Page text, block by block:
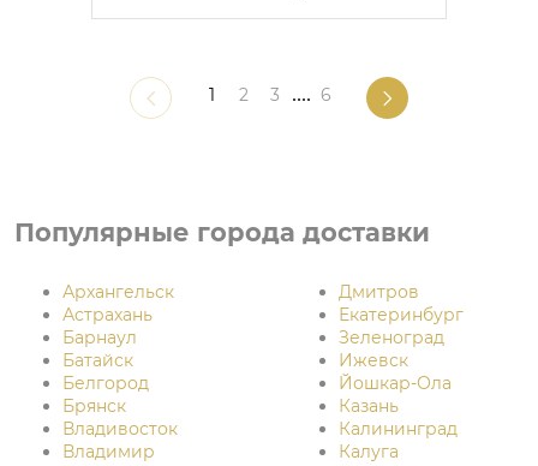
1 2 3 .... 6
Популярные города доставки
Архангельск
Астрахань
Барнаул
Батайск
Белгород
Брянск
Владивосток
Владимир
Дмитров
Екатеринбург
Зеленоград
Ижевск
Йошкар-Ола
Казань
Калининград
Калуга